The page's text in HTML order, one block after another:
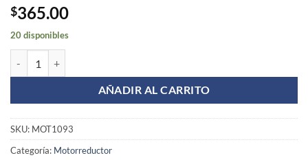
$365.00
20 disponibles
AÑADIR AL CARRITO
SKU: MOT1093
Categoría: Motorreductor